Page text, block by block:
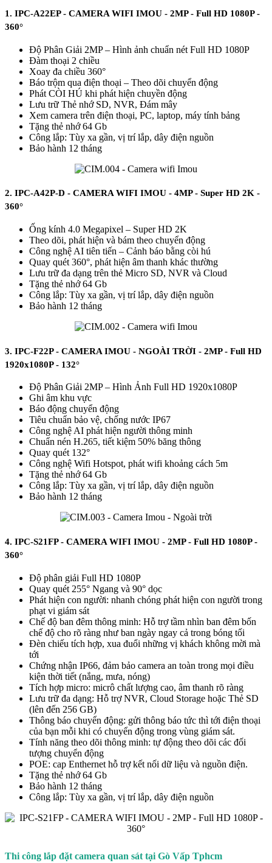
1. IPC-A22EP - CAMERA WIFI IMOU - 2MP - Full HD 1080P -
360°
Độ Phân Giải 2MP – Hình ảnh chuẩn nét Full HD 1080P
Đàm thoại 2 chiều
Xoay đa chiều 360°
Báo trộm qua điện thoại – Theo dõi chuyển động
Phát CÒI HÚ khi phát hiện chuyền động
Lưu trữ Thẻ nhớ SD, NVR, Đám mây
Xem camera trên điện thoại, PC, laptop, máy tính bảng
Tặng thẻ nhớ 64 Gb
Công lắp: Tùy xa gần, vị trí lắp, dây điện nguồn
Bảo hành 12 tháng
2. IPC-A42P-D - CAMERA WIFI IMOU - 4MP - Super HD 2K -
360°
Ống kính 4.0 Megapixel – Super HD 2K
Theo dõi, phát hiện và bám theo chuyển động
Công nghệ AI tiên tiến – Cảnh báo bằng còi hú
Quay quét 360°, phát hiện âm thanh khác thường
Lưu trữ đa dạng trên thẻ Micro SD, NVR và Cloud
Tặng thẻ nhớ 64 Gb
Công lắp: Tùy xa gần, vị trí lắp, dây điện nguồn
Bảo hành 12 tháng
3. IPC-F22P - CAMERA IMOU - NGOÀI TRỜI - 2MP - Full HD
1920x1080P - 132°
Độ Phân Giải 2MP – Hình Ảnh Full HD 1920x1080P
Ghi âm khu vực
Báo động chuyển động
Tiêu chuẩn bảo vệ, chống nước IP67
Công nghệ AI phát hiện người thông minh
Chuẩn nén H.265, tiết kiệm 50% băng thông
Quay quét 132°
Công nghệ Wifi Hotspot, phát wifi khoảng cách 5m
Tặng thẻ nhớ 64 Gb
Công lắp: Tùy xa gần, vị trí lắp, dây điện nguồn
Bảo hành 12 tháng
4. IPC-S21FP - CAMERA WIFI IMOU - 2MP - Full HD 1080P -
360°
Độ phân giải Full HD 1080P
Quay quét 255° Ngang và 90° dọc
Phát hiện con người: nhanh chóng phát hiện con người trong
phạt vi giám sát
Chế độ ban đêm thông minh: Hỗ trợ tầm nhìn ban đêm bốn
chế độ cho rõ ràng như ban ngày ngay cả trong bóng tối
Đèn chiếu tích hợp, xua đuổi những vị khách không mời mà
tới
Chứng nhận IP66, đảm bảo camera an toàn trong mọi điều
kiện thời tiết (nắng, mưa, nóng)
Tích hợp micro: micrô chất lượng cao, âm thanh rõ ràng
Lưu trữ đa dạng: Hỗ trợ NVR, Cloud Storage hoặc Thẻ SD
(lên đến 256 GB)
Thông báo chuyển động: gửi thông báo tức thì tới điện thoại
của bạn mỗi khi có chuyển động trong vùng giám sát.
Tính năng theo dõi thông minh: tự động theo dõi các đối
tượng chuyển động
POE: cap Enthernet hỗ trợ kết nối dữ liệu và nguồn điện.
Tặng thẻ nhớ 64 Gb
Bảo hành 12 tháng
Công lắp: Tùy xa gần, vị trí lắp, dây điện nguồn
Thi công lắp đặt camera quan sát tại Gò Vấp Tphcm